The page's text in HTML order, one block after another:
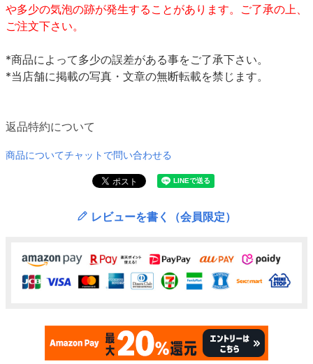
や多少の気泡の跡が発生することがあります。ご了承の上、
ご注文下さい。
*商品によって多少の誤差がある事をご了承下さい。
*当店舗に掲載の写真・文章の無断転載を禁じます。
返品特約について
商品についてチャットで問い合わせる
レビューを書く（会員限定）